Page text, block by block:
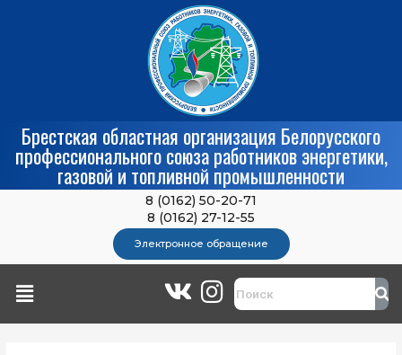
Брестская областная организация Белорусского
профессионального союза работников энергетики,
газовой и топливной промышленности
8 (0162) 50-20-71
8 (0162) 27-12-55
Электронное обращение